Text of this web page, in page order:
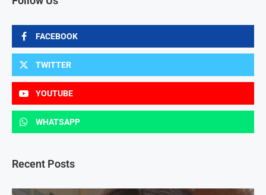
FACEBOOK
TWITTER
YOUTUBE
WHATSAPP
Recent Posts